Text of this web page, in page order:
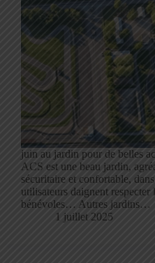
juin au jardin pour de belles
ACS est une beau jardin,
sécuritaire et confortable,
utilisateurs daignent
bénévoles… Autres jardins…
1 juillet 2025